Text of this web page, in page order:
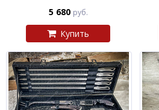
5 680 руб.
Купить